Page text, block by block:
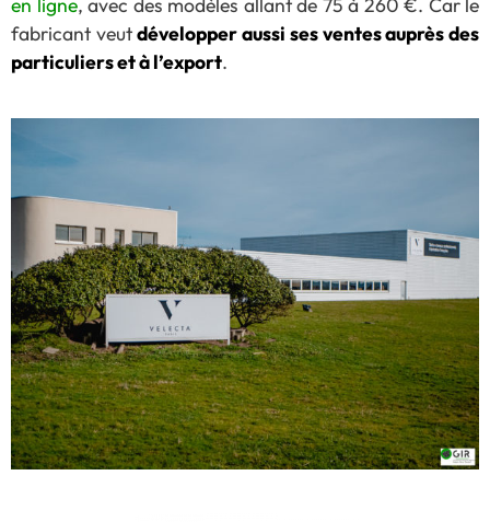
en ligne, avec des modèles allant de 75 à 260 €. Car le
fabricant veutdévelopper aussi ses ventes auprès des
particuliers et à l’export.